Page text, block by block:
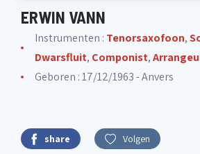
ERWIN VANN
Instrumenten : Tenorsaxofoon,
Dwarsfluit, Componist,
Geboren : 17/12/1963 - Anvers
share Volgen